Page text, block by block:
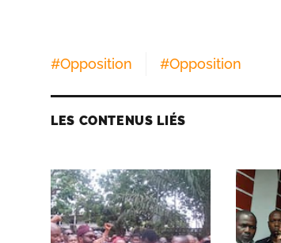
#Opposition #Opposition
LES CONTENUS LIÉS